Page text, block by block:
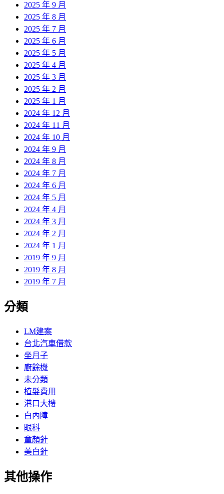
2025 年 9 月
2025 年 8 月
2025 年 7 月
2025 年 6 月
2025 年 5 月
2025 年 4 月
2025 年 3 月
2025 年 2 月
2025 年 1 月
2024 年 12 月
2024 年 11 月
2024 年 10 月
2024 年 9 月
2024 年 8 月
2024 年 7 月
2024 年 6 月
2024 年 5 月
2024 年 4 月
2024 年 3 月
2024 年 2 月
2024 年 1 月
2019 年 9 月
2019 年 8 月
2019 年 7 月
分類
LM建案
台北汽車借款
坐月子
廚餘機
未分類
植髮費用
港口大樓
白內障
眼科
童顏針
美白針
其他操作